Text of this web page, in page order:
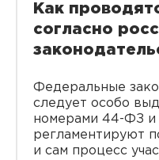
Как
согласно
Федеральные
следует особо
номерами 44-ФЗ и
регламентируют
и сам процесс